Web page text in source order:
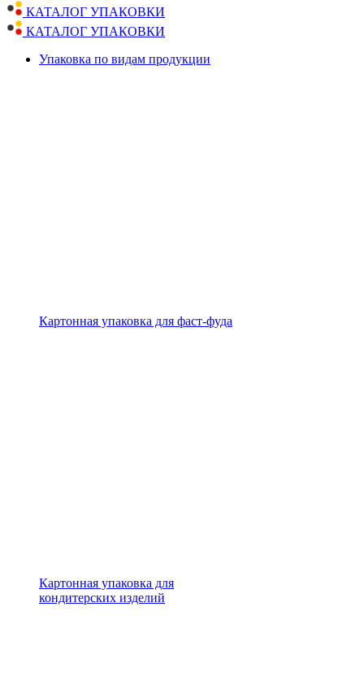
КАТАЛОГ УПАКОВКИ
КАТАЛОГ УПАКОВКИ
Упаковка по видам продукции
Картонная упаковка для фаст-фуда
Картонная упаковка для
кондитерских изделий